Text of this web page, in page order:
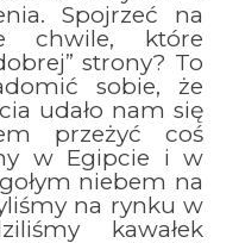
Spojrzeć na
chwile, które
strony? To
sobie, że
udało nam się
przeżyć coś
w Egipcie i w
niebem na
na rynku w
kawałek